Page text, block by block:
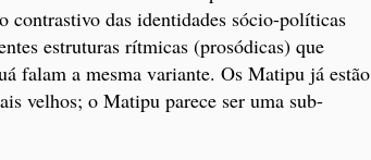
das identidades sócio-políticas
estruturas rítmicas (prosódicas) que
falam a mesma variante. Os Matipu já estão
velhos; o Matipu parece ser uma sub-